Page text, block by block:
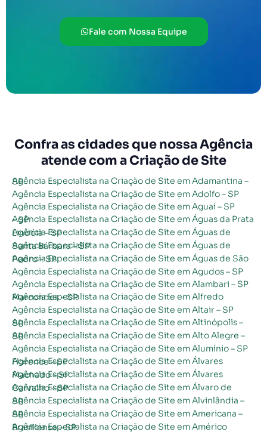
Fale com Nossa Equipe
Confra as cidades que nossa Agência
atende com a Criação de Site
Agência Especialista na Criação de Site em Adamantina – SP
Agência Especialista na Criação de Site em Adolfo – SP
Agência Especialista na Criação de Site em Aguaí – SP
Agência Especialista na Criação de Site em Águas da Prata – SP
Agência Especialista na Criação de Site em Águas de Lindóia – SP
Agência Especialista na Criação de Site em Águas de Santa Bárbara – SP
Agência Especialista na Criação de Site em Águas de São Pedro – SP
Agência Especialista na Criação de Site em Agudos – SP
Agência Especialista na Criação de Site em Alambari – SP
Agência Especialista na Criação de Site em Alfredo Marcondes – SP
Agência Especialista na Criação de Site em Altair – SP
Agência Especialista na Criação de Site em Altinópolis – SP
Agência Especialista na Criação de Site em Alto Alegre – SP
Agência Especialista na Criação de Site em Alumínio – SP
Agência Especialista na Criação de Site em Álvares Florence – SP
Agência Especialista na Criação de Site em Álvares Machado – SP
Agência Especialista na Criação de Site em Álvaro de Carvalho – SP
Agência Especialista na Criação de Site em Alvinlândia – SP
Agência Especialista na Criação de Site em Americana – SP
Agência Especialista na Criação de Site em Américo Brasiliense – SP